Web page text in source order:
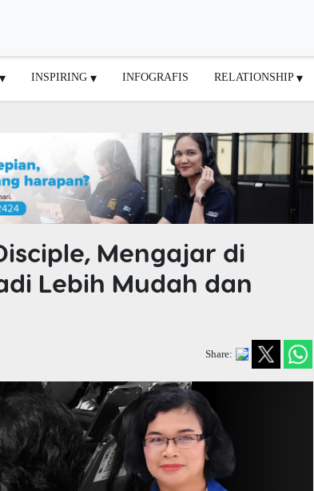
INSPIRING INFOGRAFIS RELATIONSHIP
Mengajar di
Lebih Mudah dan
Share: